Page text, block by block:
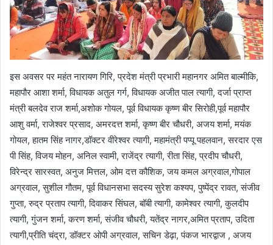
इस अवसर पर महंत नारायण गिरि, प्रदेश मंत्री प्रभारी महानगर अमित बाल्मीकि,
महापौर आशा शर्मा, विधायक अतुल गर्ग, विधायक अजीत पाल त्यागी, दर्जा प्राप्त
मंत्री बलदेव राज शर्मा,अशोक गोयल, पूर्व विधायक कृष्ण बीर सिरोही,पूर्व महापौर
आशु वर्मा, राजेश्वर प्रसाद, अमरदत्त शर्मा, कृष्ण बीर चौधरी, अजय शर्मा, मयंक
गोयल, हातम सिंह नागर,डॉक्टर वीरेश्वर त्यागी, महामंत्री पप्पू पहलवान, सरदार एस
पी सिंह, विजय मोहन, अनिल स्वामी, राजेंद्र त्यागी, रीता सिंह, प्रदीप चौधरी,
विरेन्द्र सारस्वत, अनुज मित्तल, ओम दत्त कौशिक, जय कमल अग्रवाल,गोपाल
अग्रवाल, सुशील गौतम, पूर्व विधानसभा सदस्य सुरेश कश्यप, पुष्पेंद्र रावत, संजीव
गुप्ता, रुद्र प्रताप त्यागी, दिवाकर सिंघल, बॉबी त्यागी, कामेश्वर त्यागी, कुलदीप
त्यागी, गुंजन शर्मा, करण शर्मा, संजीव चौधरी, यतेंद्र नागर,अमित प्रताप, उदिता
त्यागी,प्रीति चंद्रा, डॉक्टर ओपी अग्रवाल, सचिन डेढ़ा, पंकज भारद्वाज , अजय